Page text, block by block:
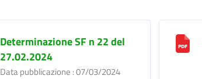
Determinazione SF n 22 del
27.02.2024
Data pubblicazione : 07/03/2024